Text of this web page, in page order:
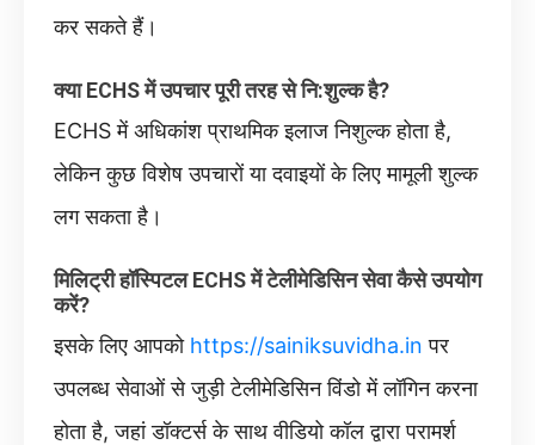
कर सकते हैं।
क्या ECHS में उपचार पूरी तरह से नि:शुल्क है?
ECHS में अधिकांश प्राथमिक इलाज निशुल्क होता है,
लेकिन कुछ विशेष उपचारों या दवाइयों के लिए मामूली शुल्क
लग सकता है।
मिलिट्री हॉस्पिटल ECHS में टेलीमेडिसिन सेवा कैसे उपयोग
करें?
इसके लिए आपको https://sainiksuvidha.in पर
उपलब्ध सेवाओं से जुड़ी टेलीमेडिसिन विंडो में लॉगिन करना
होता है, जहां डॉक्टर्स के साथ वीडियो कॉल द्वारा परामर्श